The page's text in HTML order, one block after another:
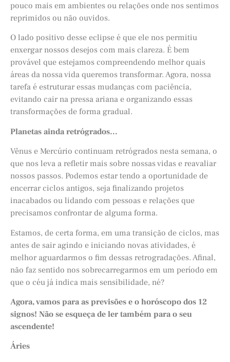
pouco mais em ambientes ou relações onde nos sentimos
reprimidos ou não ouvidos.
O lado positivo desse eclipse é que ele nos permitiu
enxergar nossos desejos com mais clareza. É bem
provável que estejamos compreendendo melhor quais
áreas da nossa vida queremos transformar. Agora, nossa
tarefa é estruturar essas mudanças com paciência,
evitando cair na pressa ariana e organizando essas
transformações de forma gradual.
Planetas ainda retrógrados…
Vênus e Mercúrio continuam retrógrados nesta semana, o
que nos leva a refletir mais sobre nossas vidas e reavaliar
nossos passos. Podemos estar tendo a oportunidade de
encerrar ciclos antigos, seja finalizando projetos
inacabados ou lidando com pessoas e relações que
precisamos confrontar de alguma forma.
Estamos, de certa forma, em uma transição de ciclos, mas
antes de sair agindo e iniciando novas atividades, é
melhor aguardarmos o fim dessas retrogradações. Afinal,
não faz sentido nos sobrecarregarmos em um período em
que o céu já indica mais sensibilidade, né?
Agora, vamos para as previsões e o horóscopo dos 12
signos! Não se esqueça de ler também para o seu
ascendente!
Áries